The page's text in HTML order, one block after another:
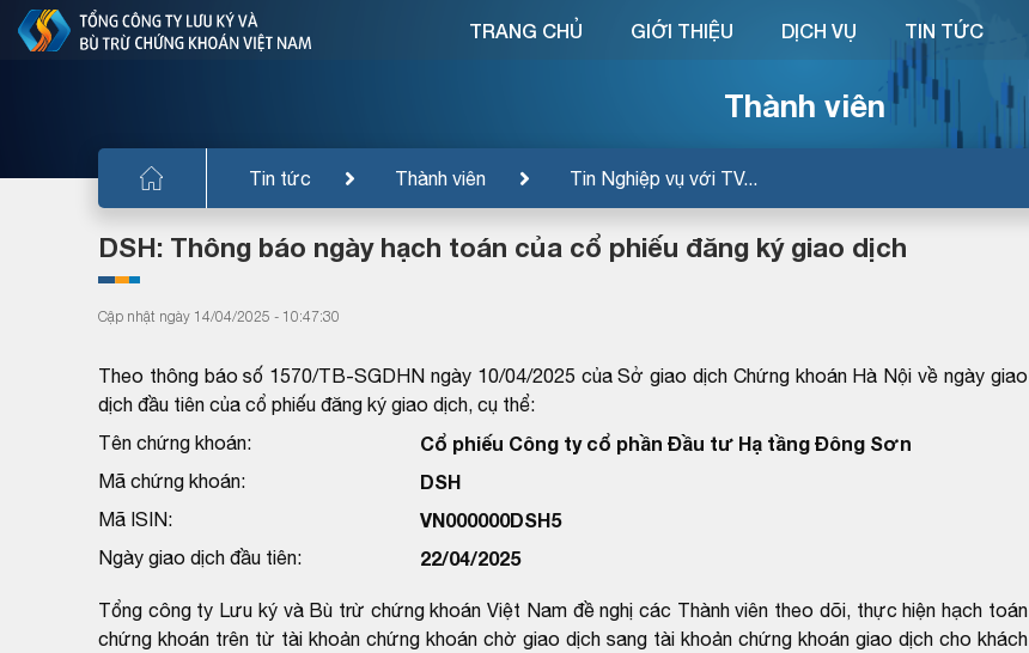
Thành viên
Tin tức Thành viên Tin Nghiệp vụ với TV...
TRANG CHỦ GIỚI THIỆU DỊCH VỤ TIN TỨC
DSH: Thông báo ngày hạch toán của cổ phiếu đăng ký giao dịch
Cập nhật ngày 14/04/2025 - 10:47:30
Theo thông báo số 1570/TB-SGDHN ngày 10/04/2025 của Sở giao dịch Chứng khoán Hà Nội về ngày giao
dịch đầu tiên của cổ phiếu đăng ký giao dịch, cụ thể:
Tên chứng khoán:
Cổ phiếu Công ty cổ phần Đầu tư Hạ tầng Đông Sơn
Mã chứng khoán: DSH
Mã ISIN: VN000000DSH5
Ngày giao dịch đầu tiên: 22/04/2025
Tổng công ty Lưu ký và Bù trừ chứng khoán Việt Nam đề nghị các Thành viên theo dõi, thực hiện hạch toán
chứng khoán trên từ tài khoản chứng khoán chờ giao dịch sang tài khoản chứng khoán giao dịch cho khách